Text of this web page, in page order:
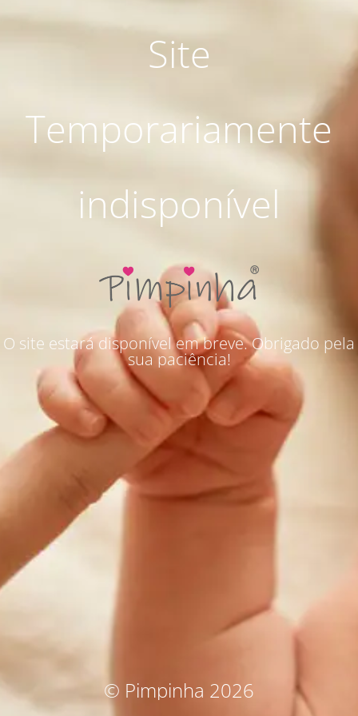
Site
Temporariamente
indisponível
O site estará disponível em breve. Obrigado pela
sua paciência!
© Pimpinha 2026